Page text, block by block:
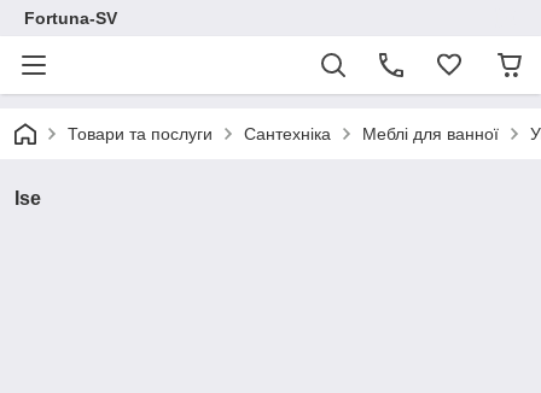
Fortuna-SV
Товари та послуги Сантехніка Меблі для ванної
Ise